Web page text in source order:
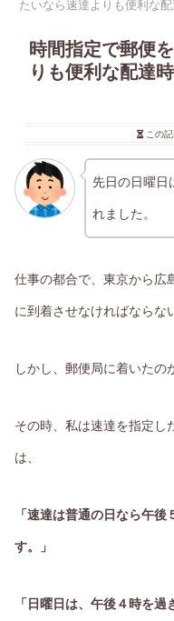
たいなら速達よりも便利な
時間指定で郵便
りも便利な配達
この
先日の日曜日
れました。
仕事の都合で、東京から広
に到着させなければならな
しかし、郵便局に着いたの
その時、私は速達を指定し
は、
「速達は普通の日なら午
す。」
「日曜日は、午後４時を過